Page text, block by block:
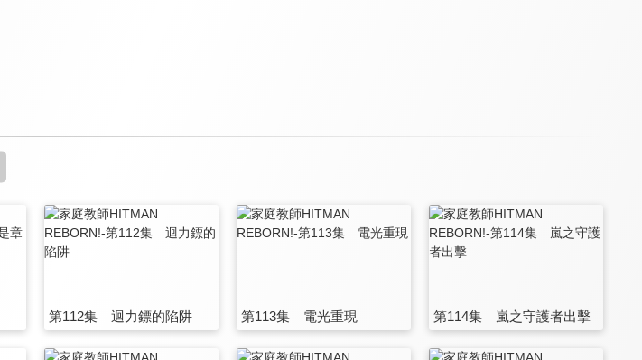
第112集 迴力鏢的陷阱 第113集 電光重現 第114集 嵐之守護者出擊